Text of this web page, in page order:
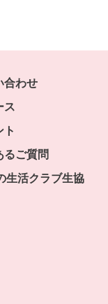
合わせ
ス
ト
るご質問
生活クラブ生協